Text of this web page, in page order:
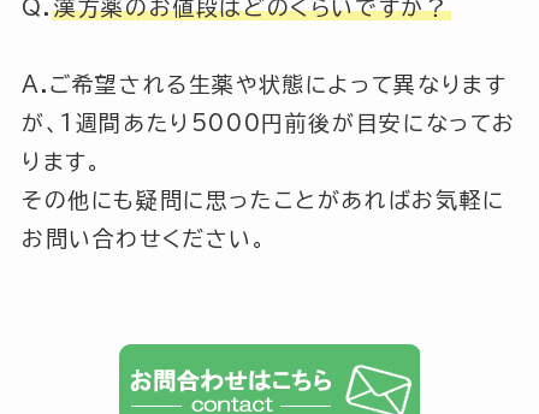
Q.漢方薬のお値段はどのくらいですか？
A.ご希望される生薬や状態によって異なります
が、1週間あたり5000円前後が目安になってお
ります。
その他にも疑問に思ったことがあればお気軽に
お問い合わせください。